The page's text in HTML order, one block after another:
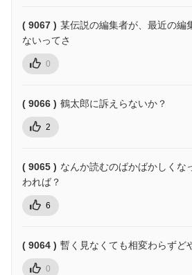
( 9067 ) 某伝説の編集者が、最近の編
ないってさ
0
( 9066 ) 鶴太郎に訴えらないか？
2
( 9065 ) なんか読むのばかばかしくな
われば？
6
( 9064 ) 暫く見なくても相変わらずど
0